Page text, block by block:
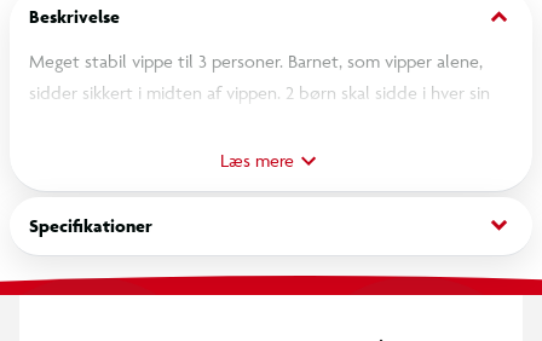
Beskrivelse keyboard_arrow_down
Meget stabil vippe til 3 personer. Barnet, som vipper alene,
sidder sikkert i midten af vippen. 2 børn skal sidde i hver sin
Læs mere
Specifikationer keyboard_arrow_down